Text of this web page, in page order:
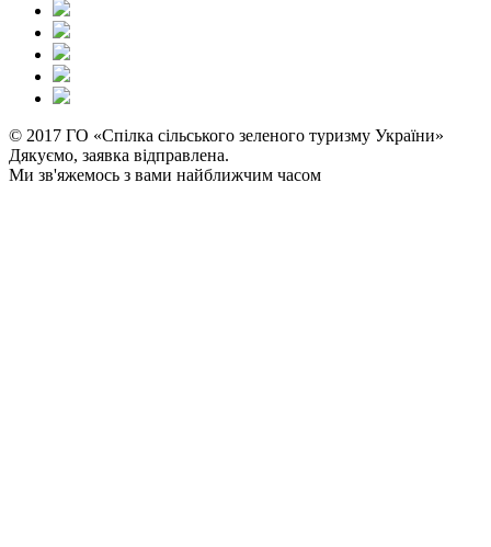
© 2017 ГО «Спілка сільського зеленого туризму України»
Дякуємо, заявка відправлена.
Ми зв'яжемось з вами найближчим часом